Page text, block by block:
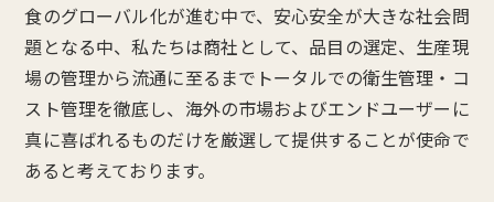
食のグローバル化が進む中で、安心安全が大きな社会問
題となる中、私たちは商社として、品目の選定、生産現
場の管理から流通に至るまでトータルでの衛生管理・コ
スト管理を徹底し、海外の市場およびエンドユーザーに
真に喜ばれるものだけを厳選して提供することが使命で
あると考えております。